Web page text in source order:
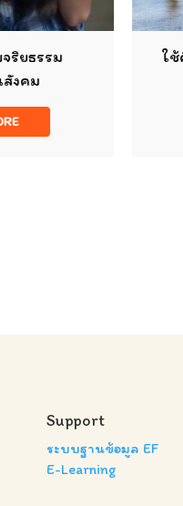
ใช้ศิลปะพัฒนาความคิดยืด
Support
ระบบฐานข้อมูล EF
E-Learning